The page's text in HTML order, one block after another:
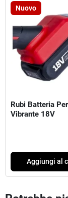
Nuovo
Rubi Batteria
Vibrante 18V
Aggiungi al